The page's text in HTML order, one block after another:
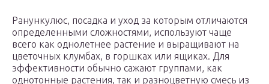
Ранункулюс, посадка и уход за которым отличаются
определенными сложностями, используют чаще
всего как однолетнее растение и выращивают на
цветочных клумбах, в горшках или ящиках. Для
эффективности обычно сажают группами, как
однотонные растения, так и разноцветную смесь из